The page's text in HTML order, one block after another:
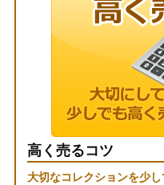
高く売るコツ
大切なコレクションを少